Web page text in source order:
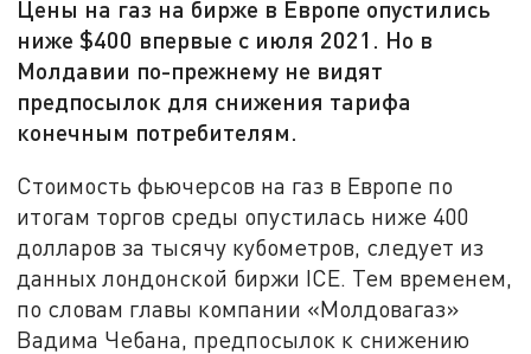
Цены на газ на бирже в Европе опустились
ниже $400 впервые с июля 2021. Но в
Молдавии по-прежнему не видят
предпосылок для снижения тарифа
конечным потребителям.
Стоимость фьючерсов на газ в Европе по
итогам торгов среды опустилась ниже 400
долларов за тысячу кубометров, следует из
данных лондонской биржи ICE. Тем временем,
по словам главы компании «Молдовагаз»
Вадима Чебана, предпосылок к снижению